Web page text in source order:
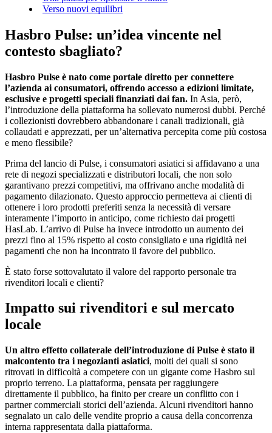
Verso nuovi equilibri
Hasbro Pulse: un’idea vincente nel
contesto sbagliato?
Hasbro Pulse è nato come portale diretto per connettere
l’azienda ai consumatori, offrendo accesso a edizioni limitate,
esclusive e progetti speciali finanziati dai fan. In Asia, però,
l’introduzione della piattaforma ha sollevato numerosi dubbi. Perché
i collezionisti dovrebbero abbandonare i canali tradizionali, già
collaudati e apprezzati, per un’alternativa percepita come più costosa
e meno flessibile?
Prima del lancio di Pulse, i consumatori asiatici si affidavano a una
rete di negozi specializzati e distributori locali, che non solo
garantivano prezzi competitivi, ma offrivano anche modalità di
pagamento dilazionato. Questo approccio permetteva ai clienti di
ottenere i loro prodotti preferiti senza la necessità di versare
interamente l’importo in anticipo, come richiesto dai progetti
HasLab. L’arrivo di Pulse ha invece introdotto un aumento dei
prezzi fino al 15% rispetto al costo consigliato e una rigidità nei
pagamenti che non ha incontrato il favore del pubblico.
È stato forse sottovalutato il valore del rapporto personale tra
rivenditori locali e clienti?
Impatto sui rivenditori e sul mercato
locale
Un altro effetto collaterale dell’introduzione di Pulse è stato il
malcontento tra i negozianti asiatici, molti dei quali si sono
ritrovati in difficoltà a competere con un gigante come Hasbro sul
proprio terreno. La piattaforma, pensata per raggiungere
direttamente il pubblico, ha finito per creare un conflitto con i
partner commerciali storici dell’azienda. Alcuni rivenditori hanno
segnalato un calo delle vendite proprio a causa della concorrenza
interna rappresentata dalla piattaforma.